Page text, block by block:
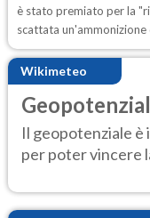
è stato premiato per la
scattata
Wikimeteo
Il geopotenziale è
per poter vincere